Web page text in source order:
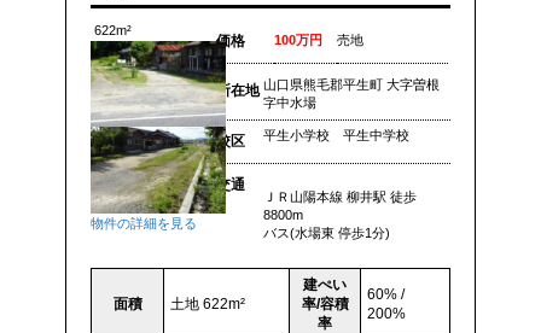
622m²
物件の詳細を見る
価格 100万円 売地
所在地 山口県熊毛郡平生町 大字曽根
字中水場
校区 平生小学校 平生中学校
交通
ＪＲ山陽本線 柳井駅 徒歩
8800m
バス(水場東 停歩1分)
面積 土地 622m²
建ぺい
率/容積
率
60% /
200%